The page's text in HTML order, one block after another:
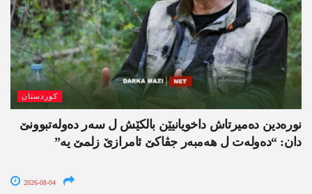
کوردستان
نورەدین دەمیرتاش داخویانیێن بالکێش ل سەر دەولەتبوونێ
دان: “دەولەت ل ھەمبەر جڤاکێ ئامرازێ زلمێ یە”
2026-08-04